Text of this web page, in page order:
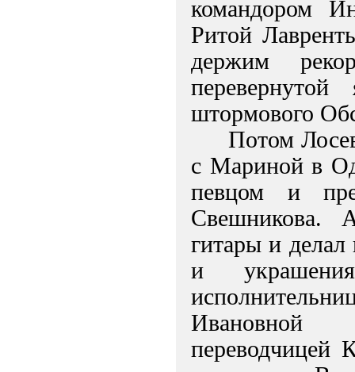
командором
Ритой
держим
штормового
Потом
с Мариной в
певцом и
Свешникова.
гитары и
и
Ивановной
переводчицей